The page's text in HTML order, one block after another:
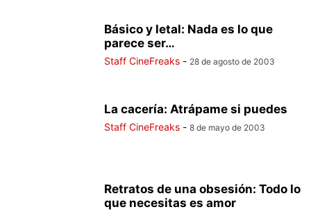
Básico y letal: Nada es lo que
parece ser…
Staff CineFreaks - 28 de agosto de 2003
La cacería: Atrápame si puedes
Staff CineFreaks - 8 de mayo de 2003
Retratos de una obsesión: Todo lo
que necesitas es amor